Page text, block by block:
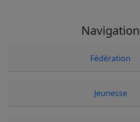
Navigation
Fédération
Jeunesse